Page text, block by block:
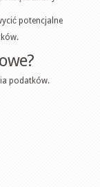
potencjalne
podatków.